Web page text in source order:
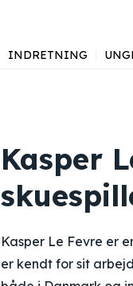
INDRETNING
Kasper
Kasper Le Fevre er
er kendt for sit